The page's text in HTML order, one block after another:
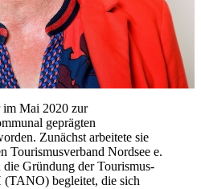
im Mai 2020 zur
geprägten
Zunächst arbeitete sie
Tourismusverband Nordsee e.
Gründung der Tourismus-
begleitet, die sich